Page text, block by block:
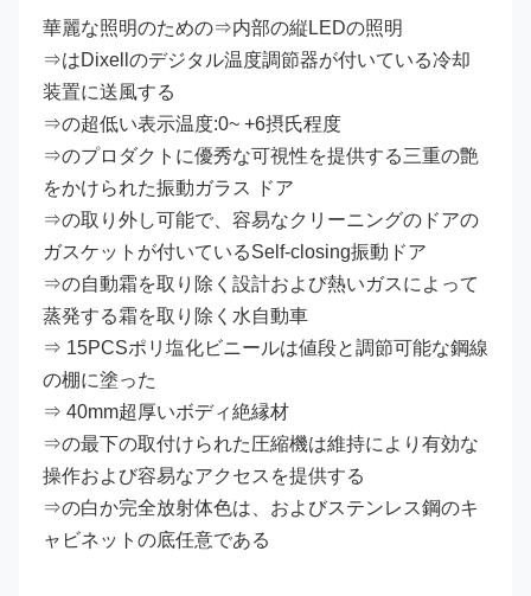
華麗な照明のための⇒内部の縦LEDの照明
⇒はDixellのデジタル温度調節器が付いている冷却
装置に送風する
⇒の超低い表示温度:0~ +6摂氏程度
⇒のプロダクトに優秀な可視性を提供する三重の艶
をかけられた振動ガラス ドア
⇒の取り外し可能で、容易なクリーニングのドアの
ガスケットが付いているSelf-closing振動ドア
⇒の自動霜を取り除く設計および熱いガスによって
蒸発する霜を取り除く水自動車
⇒ 15PCSポリ塩化ビニールは値段と調節可能な鋼線
の棚に塗った
⇒ 40mm超厚いボディ絶縁材
⇒の最下の取付けられた圧縮機は維持により有効な
操作および容易なアクセスを提供する
⇒の白か完全放射体色は、およびステンレス鋼のキ
ャビネットの底任意である